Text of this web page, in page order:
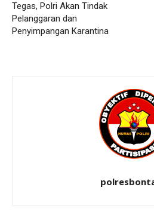
Tegas, Polri Akan Tindak
Pelanggaran dan
Penyimpangan Karantina